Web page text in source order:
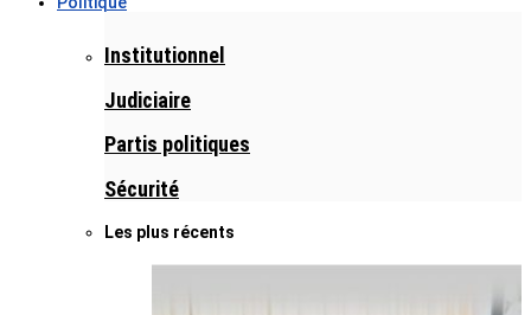
Institutionnel
Judiciaire
Partis politiques
Sécurité
Les plus récents